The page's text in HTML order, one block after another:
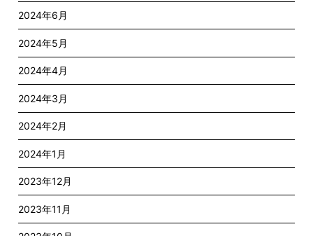
2024年6月
2024年5月
2024年4月
2024年3月
2024年2月
2024年1月
2023年12月
2023年11月